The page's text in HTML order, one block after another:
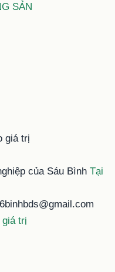
SẢN
giá trị
của Sáu Bình Tại
trị